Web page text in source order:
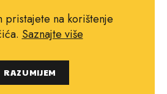
2021. najboljeknjige.com.
pristajete na korištenje
Saznajte više
RAZUMIJEM